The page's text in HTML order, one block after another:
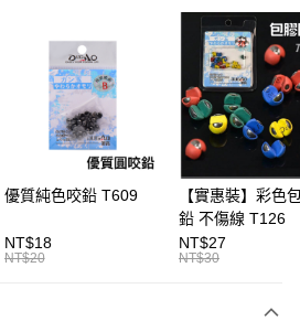
21家銀行
第一商業銀行
彰化商業銀行
台北富邦商業銀行
兆豐國際商業銀行
台中商業銀行
華泰商業銀行
」，訂單成立後會自動跳轉到大哥付的交易
優質純色咬鉛 T609
NT$18
NT$20
【實惠裝】彩色
鉛 不傷線 T126
NT$27
NT$30